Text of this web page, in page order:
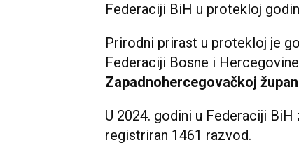
Federaciji BiH u protekloj
Prirodni prirast u protekloj je
Federaciji Bosne i
Zapadnohercegovačkoj
U 2024. godini u Federaciji
registriran 1461 razvod.